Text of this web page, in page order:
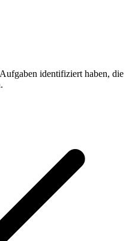
identifiziert haben, die